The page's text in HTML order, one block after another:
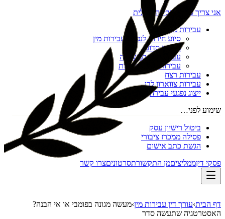
אני צריך סיוע בעבירה פלילית
עבירות מין
סיוע חירום לנפגעי עבירות מין
מעשה סדום
עבירות מין במשפחה
עבירות מין דיגיטליות
עבירות רצח
עבירות צווארון לבן
ייצוג נפגעי עבירה
שימוע לפני…
ביטול רישיון עסק
פסילה ממכרז ציבורי
הגשת כתב אישום
פסקי דיןממליציםמן התקשורתסרטוניםצרו קשר
דף הבית›עורך דין עבירות מין›מעשה מגונה בפומבי או אי הבנה?
האסטרטגיה שתעשה סדר